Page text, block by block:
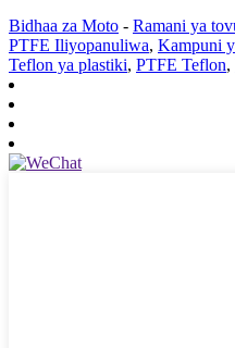
Bidhaa za Moto - Ramani ya
PTFE Iliyopanuliwa, Kampuni
Teflon ya plastiki, PTFE Teflon,